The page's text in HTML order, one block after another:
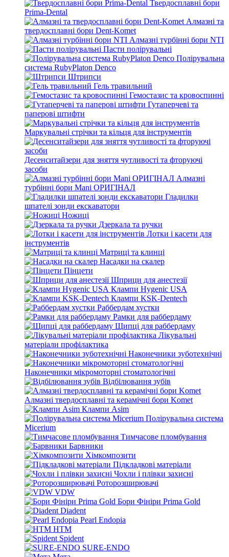
Твердосплавні бори
Prima-Dental
Алмазні та
твердосплавні бори Dent-Komet
Алмазні турбінні бори NTI
Пасти полірувальні
Полірувальна
система RubyPlaton Denco
Штрипси
Гель травильний
Гемостазис та кровоспинні
Гутаперчеві та
паперові штифти
Маркувальні стрічки та кільця для інструментів
Десенситайзери для зняття чутливості та фторуючі
засоби
Алмазні
турбінні бори Mani ОРИГІНАЛ
Гладилки
шпателі зонди екскаватори
Ножиці
Дзеркала та ручки
Лотки і касети для
інструментів
Матриці та клинці
Насадки на скалер
Пінцети
Шприци для анестезії
Клампи Hygenic USA
Клампи KSK-Dentech
Раббердам хустки
Рамки для раббердаму
Щипці для раббердаму
Лікувальні
матеріали профілактика
Наконечники зуботехнічні
Наконечники мікромоторні стоматологічні
Відбілювання зубів
Алмазні твердосплавні та керамічні бори Komet
Клампи Asim
Полірувальна система
Micerium
Тимчасове пломбування
Барвники
Хімкомпозити
Підкладкові матеріали
Чохли і плівки захисні
Роторозширювачі
VDW
Бори Фініри Prima Gold
Diadent
Pearl Endopia
HTM
Spident
SURE-ENDO